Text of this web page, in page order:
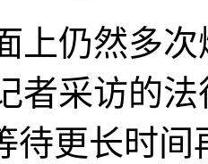
仍然多次
者采访的
待更长时